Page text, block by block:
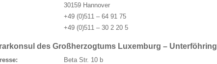
30159 Hannover
+49 (0)511 – 64 91 75
+49 (0)511 – 30 2 20 5
des Großherzogtums Luxemburg – Unterföhring
Beta Str. 10 b